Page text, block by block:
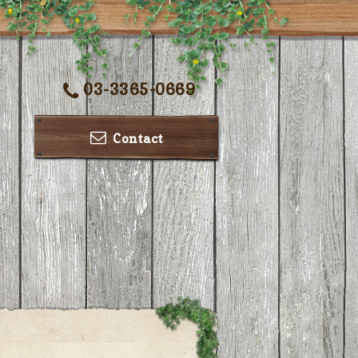
03-3365-0669
Contact